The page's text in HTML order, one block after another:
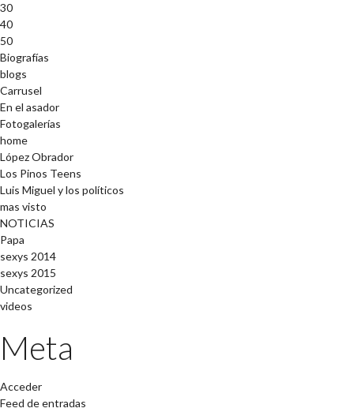
30
40
50
Biografías
blogs
Carrusel
En el asador
Fotogalerías
home
López Obrador
Los Pinos Teens
Luis Miguel y los políticos
mas visto
NOTICIAS
Papa
sexys 2014
sexys 2015
Uncategorized
videos
Meta
Acceder
Feed de entradas